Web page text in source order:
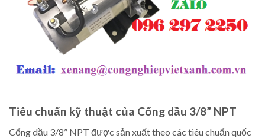
Tiêu chuẩn kỹ thuật của Cổng dầu 3/8” NPT
Cổng dầu 3/8” NPT được sản xuất theo các tiêu chuẩn quốc